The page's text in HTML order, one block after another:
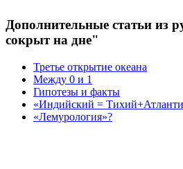
Дополнительные статьи из
сокрыт на дне"
Третье открытие океана
Между 0 и 1
Гипотезы и факты
«Индийский =
«Лемурология»?